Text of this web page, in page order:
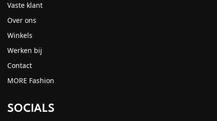
Vaste klant
Over ons
Winkels
Werken bij
Contact
MORE Fashion
SOCIALS